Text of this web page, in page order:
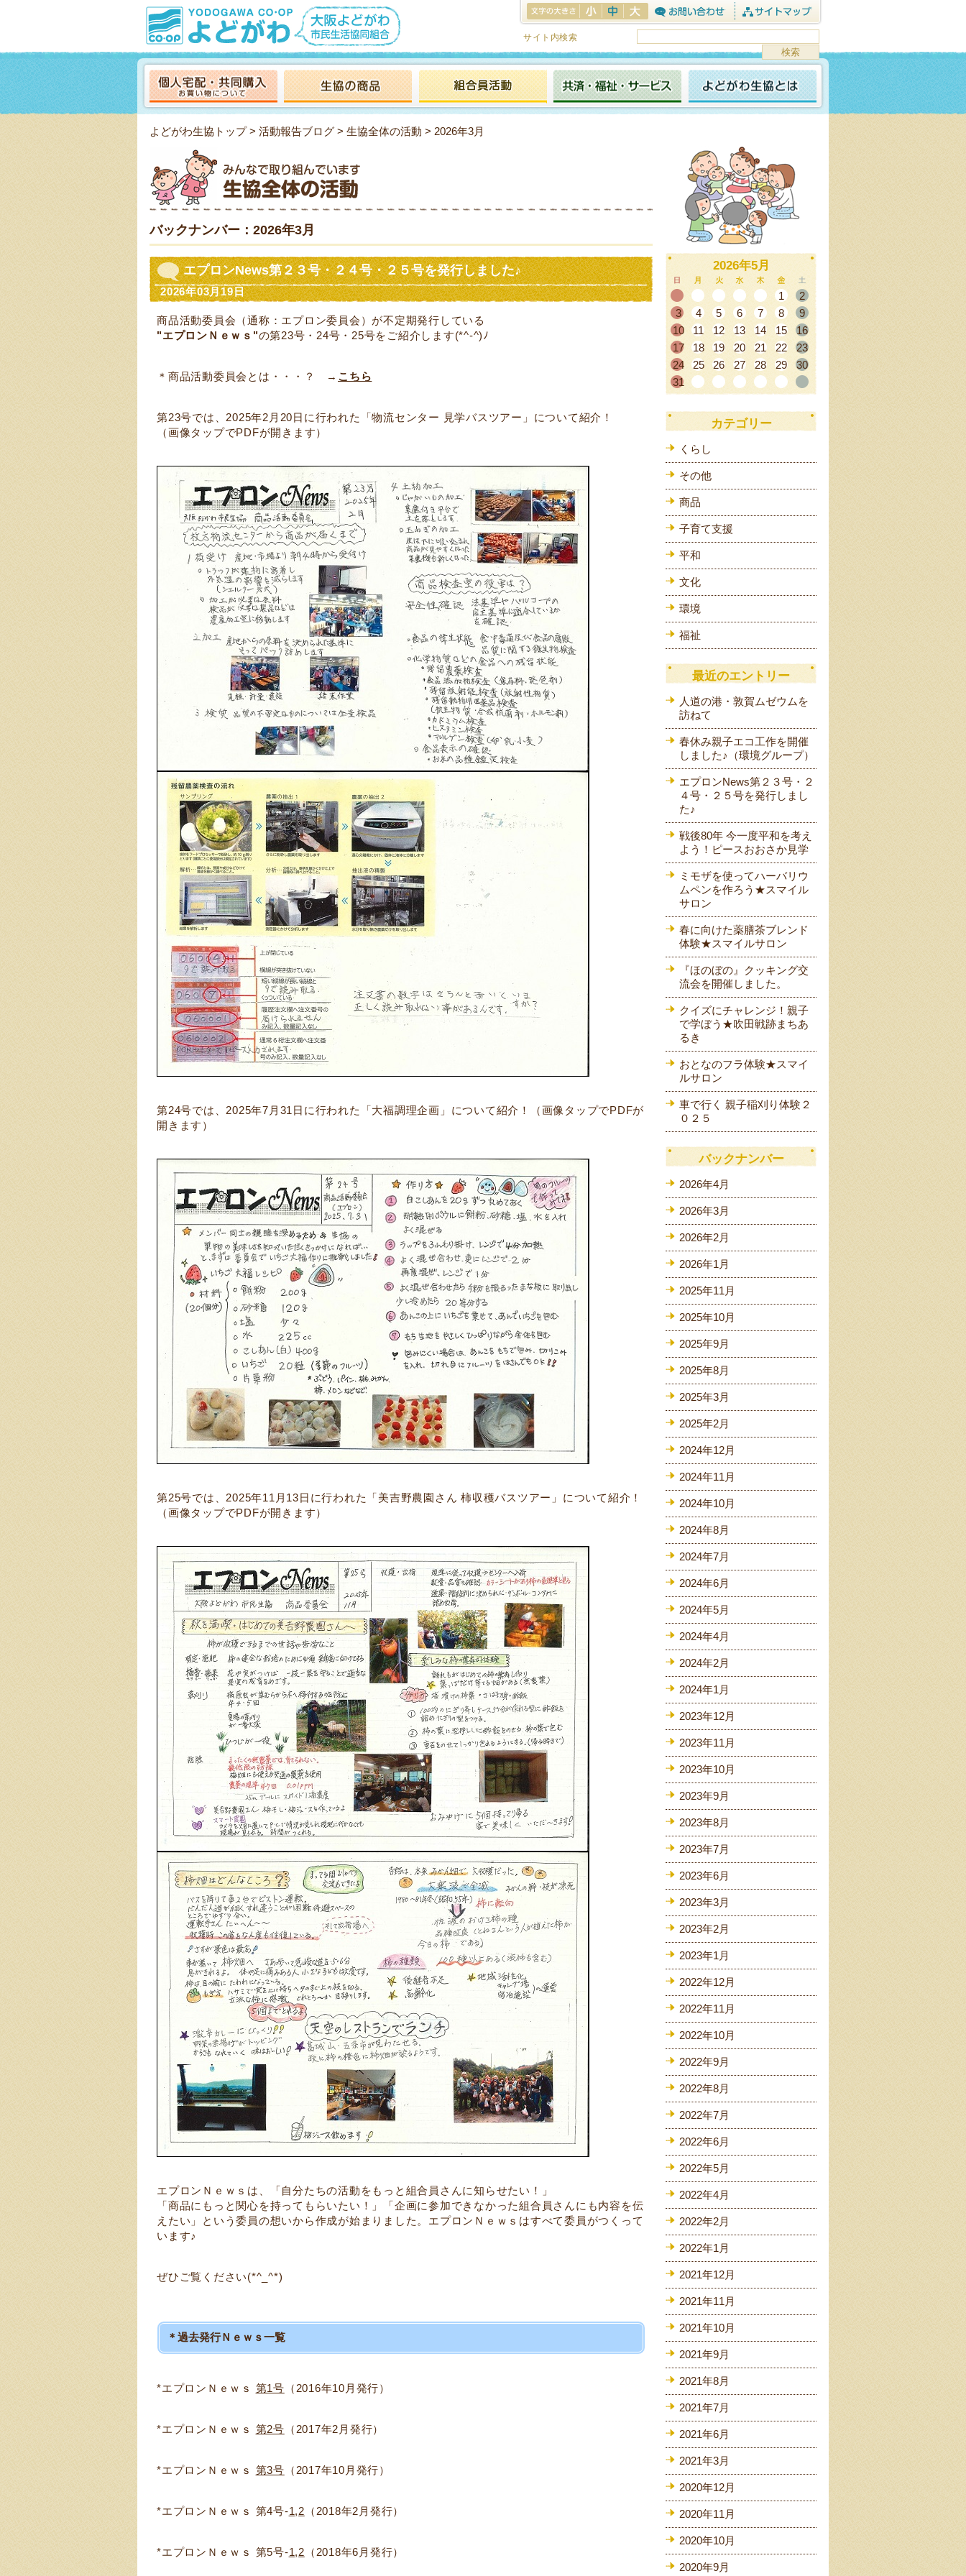
サイト内検索
よどがわ生協トップ> 活動報告ブログ > 生協全体の活動 > 2026年3月
バックナンバー：2026年3月
エプロンNews第２３号・２４号・２５号を発行しました♪
2026年03月19日
商品活動委員会（通称：エプロン委員会）が不定期発行している
"エプロンＮｅｗｓ"の第23号・24号・25号をご紹介します(*^-^)ﾉ
＊商品活動委員会とは・・・？ → こちら
第23号では、2025年2月20日に行われた「物流センター 見学バスツアー」について紹介！
（画像タップでPDFが開きます）
第24号では、2025年7月31日に行われた「大福調理企画」について紹介！（画像タップでPDFが
開きます）
第25号では、2025年11月13日に行われた「美吉野農園さん 柿収穫バスツアー」について紹介！
（画像タップでPDFが開きます）
エプロンＮｅｗｓは、「自分たちの活動をもっと組合員さんに知らせたい！」
「商品にもっと関心を持ってもらいたい！」「企画に参加できなかった組合員さんにも内容を伝
えたい」という委員の想いから作成が始まりました。エプロンＮｅｗｓはすべて委員がつくって
います♪
ぜひご覧ください(*^_^*)
＊過去発行Ｎｅｗｓ一覧
*エプロンＮｅｗｓ 第1号 （2016年10月発行）
*エプロンＮｅｗｓ 第2号 （2017年2月発行）
*エプロンＮｅｗｓ 第3号 （2017年10月発行）
*エプロンＮｅｗｓ 第4号-1,2 （2018年2月発行）
*エプロンＮｅｗｓ 第5号-1,2 （2018年6月発行）
2026年5月
1
2
3
4 5 6 7 8
9
10
11 12 13 14 15
16
17
18 19 20 21 22
23
24
25 26 27 28 29
30
31
カテゴリー
くらし
その他
商品
子育て支援
平和
文化
環境
福祉
最近のエントリー
人道の港・敦賀ムゼウムを
訪ねて
春休み親子エコ工作を開催
しました♪（環境グループ）
エプロンNews第２３号・２
４号・２５号を発行しまし
た♪
戦後80年 今一度平和を考え
よう！ピースおおさか見学
ミモザを使ってハーバリウ
ムペンを作ろう★スマイル
サロン
春に向けた薬膳茶ブレンド
体験★スマイルサロン
『ほのぼの』クッキング交
流会を開催しました。
クイズにチャレンジ！親子
で学ぼう★吹田戦跡まちあ
るき
おとなのフラ体験★スマイ
ルサロン
車で行く 親子稲刈り体験２
０２５
バックナンバー
2026年4月
2026年3月
2026年2月
2026年1月
2025年11月
2025年10月
2025年9月
2025年8月
2025年3月
2025年2月
2024年12月
2024年11月
2024年10月
2024年8月
2024年7月
2024年6月
2024年5月
2024年4月
2024年2月
2024年1月
2023年12月
2023年11月
2023年10月
2023年9月
2023年8月
2023年7月
2023年6月
2023年3月
2023年2月
2023年1月
2022年12月
2022年11月
2022年10月
2022年9月
2022年8月
2022年7月
2022年6月
2022年5月
2022年4月
2022年2月
2022年1月
2021年12月
2021年11月
2021年10月
2021年9月
2021年8月
2021年7月
2021年6月
2021年3月
2020年12月
2020年11月
2020年10月
2020年9月